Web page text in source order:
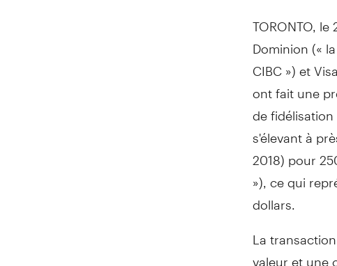
TORONTO ,
Dominion («
CIBC ») et
ont fait une
de
s'élevant à
2018) pour
»), ce qui
dollars.
La
valeur et une